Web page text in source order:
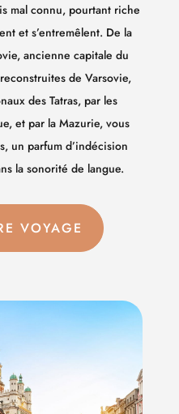
mal connu, pourtant riche
et s’entremêlent. De la
ancienne capitale du
de Varsovie,
des Tatras, par les
et par la Mazurie, vous
un parfum d’indécision
la sonorité de langue.
VOYAGE